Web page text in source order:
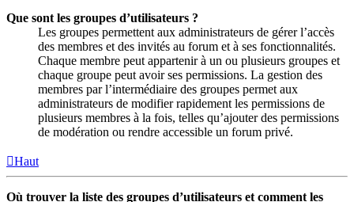
Que sont les groupes d’utilisateurs ?
Les groupes permettent aux administrateurs de gérer l’accès
des membres et des invités au forum et à ses fonctionnalités.
Chaque membre peut appartenir à un ou plusieurs groupes et
chaque groupe peut avoir ses permissions. La gestion des
membres par l’intermédiaire des groupes permet aux
administrateurs de modifier rapidement les permissions de
plusieurs membres à la fois, telles qu’ajouter des permissions
de modération ou rendre accessible un forum privé.
Haut
Où trouver la liste des groupes d’utilisateurs et comment les